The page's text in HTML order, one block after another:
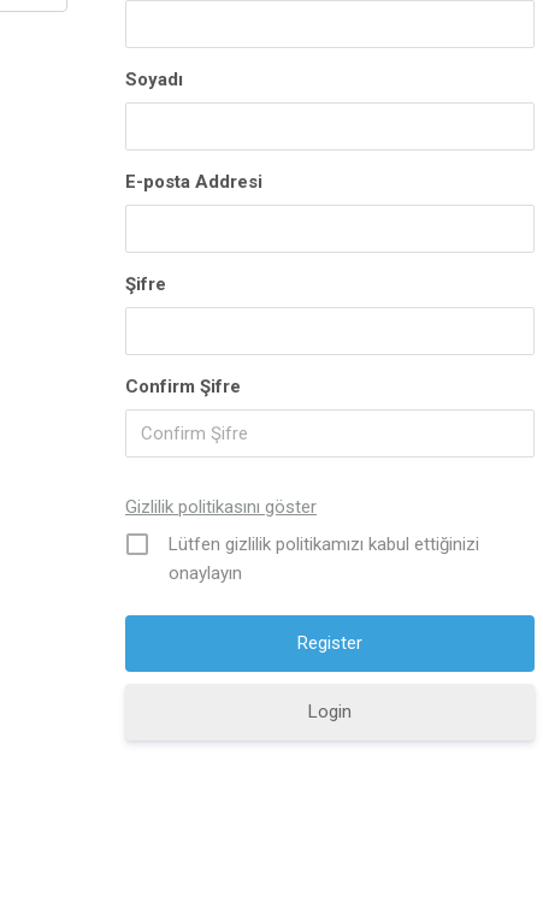
Soyadı
E-posta Addresi
Şifre
Confirm Şifre
Gizlilik politikasını göster
Lütfen gizlilik politikamızı kabul ettiğinizi
onaylayın
Login